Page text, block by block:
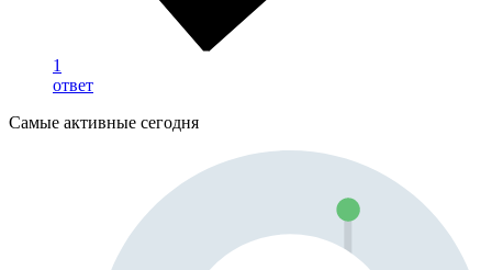
1
ответ
Самые активные сегодня